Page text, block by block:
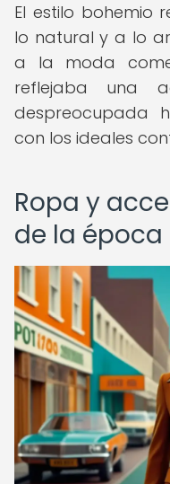
El estilo bohemio
lo natural y a lo
a la moda
reflejaba una
despreocupada
con los ideales
Ropa y
de la época